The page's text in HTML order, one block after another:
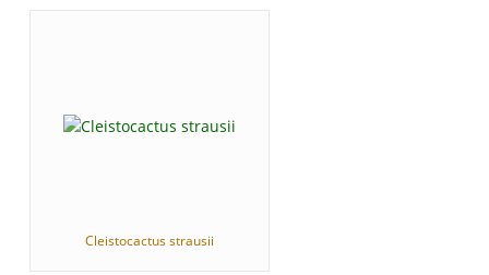
Cleistocactus strausii